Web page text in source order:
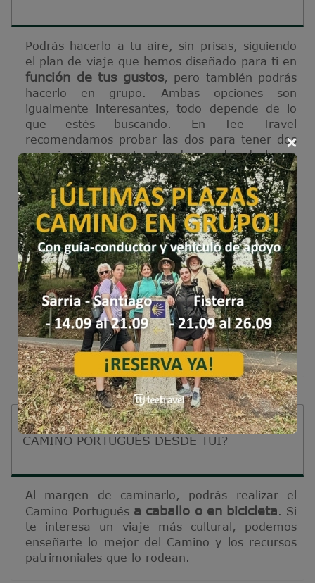
Podrás hacerlo a tu aire, sin prisas, siguiendo
el plan de viaje que hemos diseñado para ti en
función de tus gustos, pero también podrás
hacerlo en grupo. Ambas opciones son
igualmente interesantes, todo depende de lo
que estés buscando. En Tee Travel
recomendamos probar las dos para tener dos
experiencias y contrastar dos modos de hacer
el Camino.
En cuanto aviajar en grupo, hay dos
opciones: viajar con tu propio grupo de amigos
o en familia, aprovechándote de interesantes
descuentos, o apuntarte a uno de nuestros
grupos guiados plaza a plaza; en ellos, de la
mano de nuestro guía,compartirás con
otros viajeros la experiencia del Camino
de Santiago. Nuestra experiencia nos dice
que al llegar a Santiago de Compostela estos
compañeros de viaje que no conocías serán
tus nuevas amistades.
¿DE QUÉ OTRAS FORMAS PUEDO HACER EL
CAMINO PORTUGUÉS DESDE TUI?
Al margen de caminarlo, podrás realizar el
Camino Portugués a caballo o en bicicleta. Si
te interesa un viaje más cultural, podemos
enseñarte lo mejor del Camino y los recursos
patrimoniales que lo rodean.
×